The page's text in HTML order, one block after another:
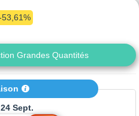
53,61%
Grandes Quantités
Sept.